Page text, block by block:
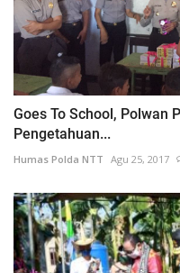
Goes To School, Polwan
Pengetahuan...
Humas Polda NTT Agu 25, 2017